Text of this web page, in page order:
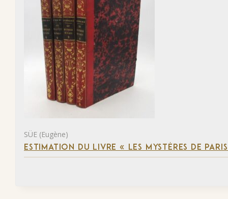
SÜE (Eugène)
ESTIMATION DU LIVRE « LES MYSTÈRES DE